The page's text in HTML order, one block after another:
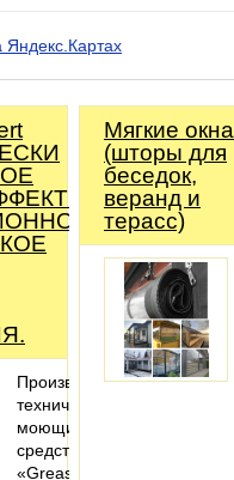
Яндекс.Картах
Производство
технических
моющих
средств
«Grease
Мягкие окна
(шторы для
беседок,
веранд и
терасс)